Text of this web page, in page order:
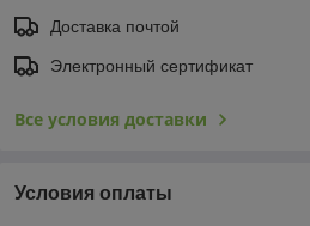
Доставка почтой
Электронный сертификат
Все условия доставки
Условия оплаты